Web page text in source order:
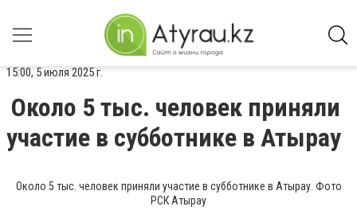
15:00, 5 июля 2025 г.
Около 5 тыс. человек приняли
участие в субботнике в Атырау
Около 5 тыс. человек приняли участие в субботнике в Атырау. Фото
РСК Атырау